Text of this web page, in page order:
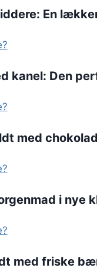
En
kanel: Den
med
i nye
med friske